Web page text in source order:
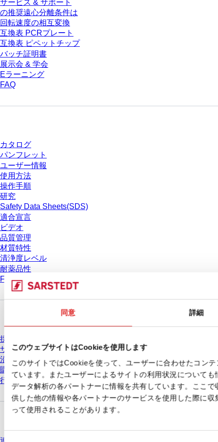
同意 詳細
このウェブサイトはCookieを使用します
このサイトではCookieを使って、ユーザーに合わせたコン
ています。またユーザーによるサイトの利用状況について
データ解析の各パートナーに情報を共有しています。ここ
供した他の情報や各パートナーのサービスを使用した際に
って使用されることがあります。
サービス & サポート
の推奨遠心分離条件は
回転速度の相互変換
互換表 PCRプレート
互換表 ピペットチップ
バッチ証明書
展示会 & 学会
Eラーニング
FAQ
カタログ
パンフレット
ユーザー情報
使用方法
操作手順
研究
Safety Data Sheets(SDS)
適合宣言
ビデオ
品質管理
材質特性
清浄度レベル
耐薬品性
Freezing SARSTEDT Tubes
会社とキャリア
採用情報
ザルスタットについて
沿革
購買と物流
行動原則
質問がありますか？
連絡